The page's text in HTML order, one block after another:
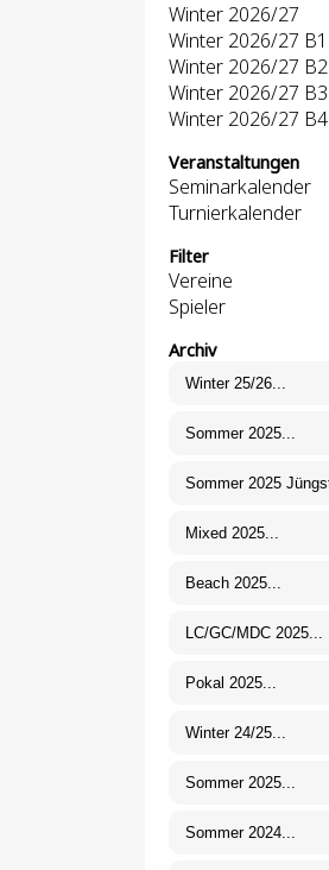
Winter 2026/27
Winter 2026/27 B1
Winter 2026/27 B2
Winter 2026/27 B3
Winter 2026/27 B4
Veranstaltungen
Seminarkalender
Turnierkalender
Filter
Vereine
Spieler
Archiv